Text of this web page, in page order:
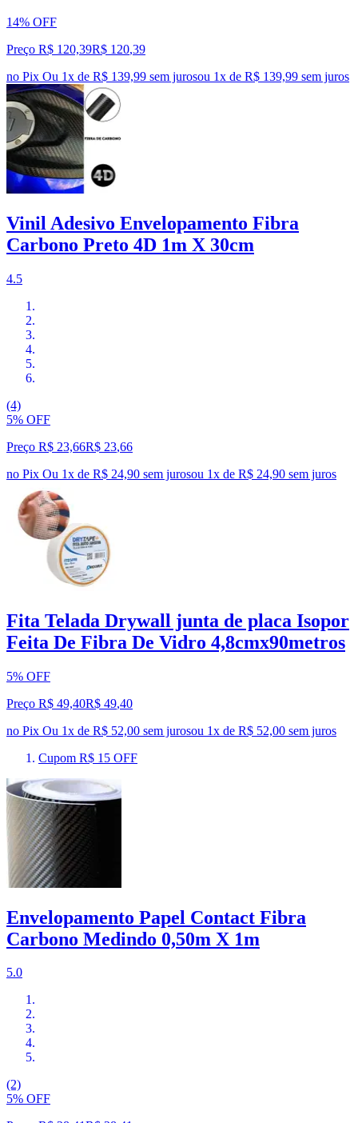
14% OFF
Preço R$ 120,39R$ 120,39
no Pix Ou 1x de R$ 139,99 sem jurosou 1x de R$ 139,99 sem juros
Vinil Adesivo Envelopamento Fibra
Carbono Preto 4D 1m X 30cm
4.5
(4)
5% OFF
Preço R$ 23,66R$ 23,66
no Pix Ou 1x de R$ 24,90 sem jurosou 1x de R$ 24,90 sem juros
Fita Telada Drywall junta de placa Isopor
Feita De Fibra De Vidro 4,8cmx90metros
5% OFF
Preço R$ 49,40R$ 49,40
no Pix Ou 1x de R$ 52,00 sem jurosou 1x de R$ 52,00 sem juros
Cupom R$ 15 OFF
Envelopamento Papel Contact Fibra
Carbono Medindo 0,50m X 1m
5.0
(2)
5% OFF